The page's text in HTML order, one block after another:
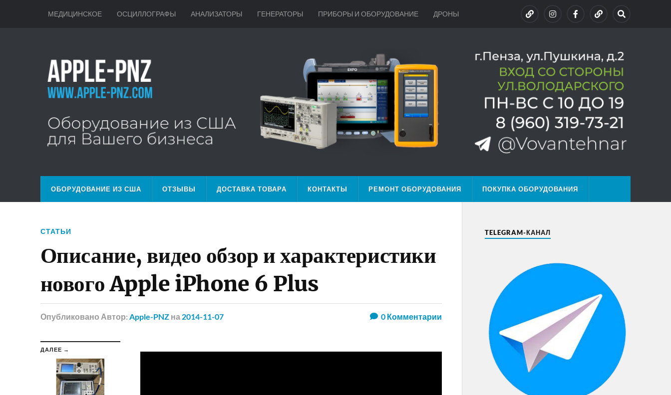
МЕДИЦИНСКОЕ ОСЦИЛЛОГРАФЫ АНАЛИЗАТОРЫ ГЕНЕРАТОРЫ ПРИБОРЫ И ОБОРУДОВАНИЕ ДРОНЫ
ОБОРУДОВАНИЕ ИЗ США ОТЗЫВЫ ДОСТАВКА ТОВАРА КОНТАКТЫ РЕМОНТ ОБОРУДОВАНИЯ ПОКУПКА ОБОРУДОВАНИЯ
СТАТЬИ
Описание, видео обзор и характеристики
нового Apple iPhone 6 Plus
Опубликовано Автор: Apple-PNZ на 2014-11-07 0Комментарии
ДАЛЕЕ →
TELEGRAM-КАНАЛ